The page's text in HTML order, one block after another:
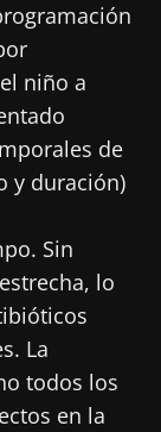
niño a
de
y duración)
Sin
lo
La
todos los
en la